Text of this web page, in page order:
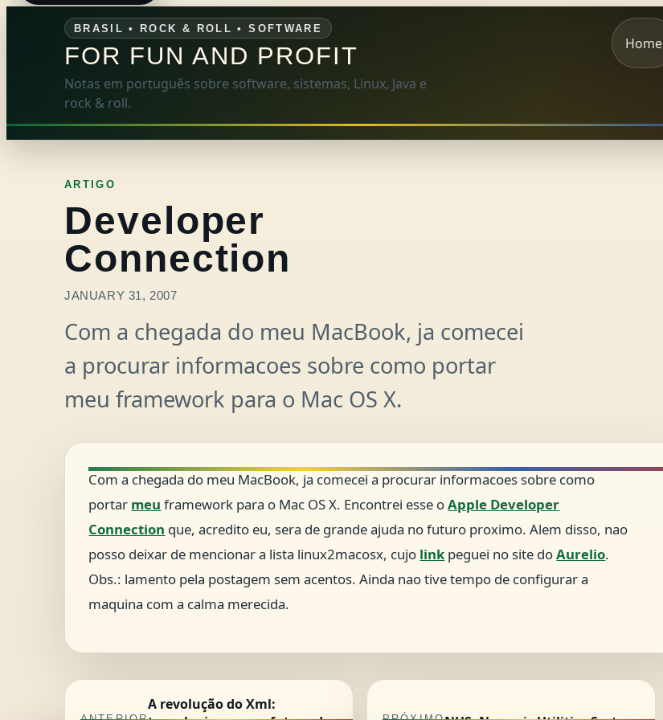
BRASIL • ROCK & ROLL • SOFTWARE
FOR FUN AND PROFIT
Notas em português sobre software, sistemas, Linux, Java e
rock & roll.
Home
ARTIGO
Developer
Connection
JANUARY 31, 2007
Com a chegada do meu MacBook, ja comecei
a procurar informacoes sobre como portar
meu framework para o Mac OS X.
Com a chegada do meu MacBook, ja comecei a procurar informacoes sobre como
portar meu framework para o Mac OS X. Encontrei esse oApple Developer
Connection que, acredito eu, sera de grande ajuda no futuro proximo. Alem disso, nao
posso deixar de mencionar a lista linux2macosx, cujo linkpeguei no site doAurelio.
Obs.: lamento pela postagem sem acentos. Ainda nao tive tempo de configurar a
maquina com a calma merecida.
A revolução do Xml: